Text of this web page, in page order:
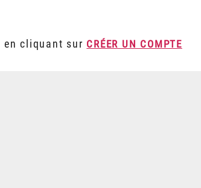
en cliquant sur CRÉER UN COMPTE